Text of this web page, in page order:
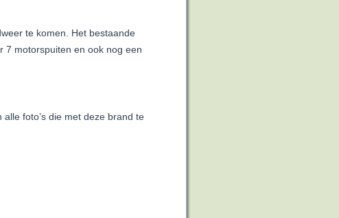
te komen. Het bestaande
7 motorspuiten en ook nog een
foto’s die met deze brand te